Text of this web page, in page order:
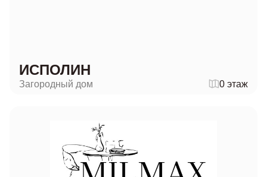
ИСПОЛИН
Загородный дом 0 этаж